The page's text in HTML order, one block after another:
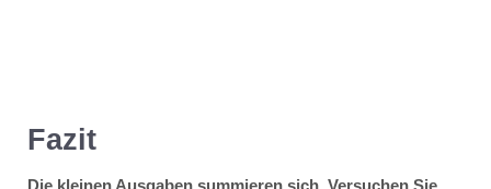
Fazit
Die kleinen Ausgaben summieren sich. Versuchen Sie